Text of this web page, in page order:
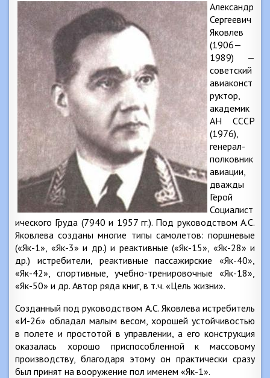
Александр
Сергеевич
Яковлев
(1906—
1989) —
советский
авиаконст
руктор,
академик
АН СССР
(1976),
генерал-
полковник
авиации,
дважды
Герой
Социалист
ического Груда (7940 и 1957 гг.). Под руководством А.С.
Яковлева созданы многие типы самолетов: поршневые
(«Як-1», «Як-3» и др.) и реактивные («Як-15», «Як-28» и
др.) истребители, реактивные пассажирские «Як-40»,
«Як-42», спортивные, учебно-тренировочные «Як-18»,
«Як-50» и др. Автор ряда книг, в т.ч. «Цель жизни».
Созданный под руководством А.С. Яковлева истребитель
«И-26» обладал малым весом, хорошей устойчивостью
в полете и простотой в управлении, а его конструкция
оказалась хорошо приспособленной к массовому
производству, благодаря этому он практически сразу
был принят на вооружение пол именем «Як-1».